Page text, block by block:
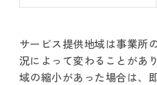
サービス提供地域は事業所
況によって変わることがあ
域の縮小があった場合は、